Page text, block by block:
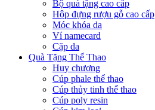
Bộ quà tặng cao cấp
Hộp đựng rượu gỗ cao cấp
Móc khóa da
Ví namecard
Cặp da
Quà Tặng Thể Thao
Huy chương
Cúp phale thể thao
Cúp thủy tinh thể thao
Cúp poly resin